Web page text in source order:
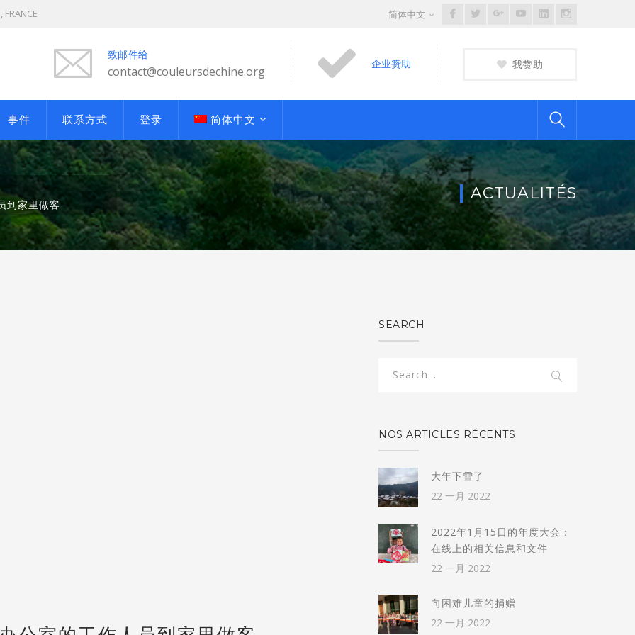
简体中文
Facebook
TwitterGoogleYoutubeLinkedInInstagram
我赞助
致邮件给
contact@couleursdechine.org
企业赞助
事件 联系方式 登录 简体中文
到家里做客
ACTUALITÉS
SEARCH
NOS ARTICLES RÉCENTS
大年下雪了
22 一月 2022
2022年1月15日的年度大会：
在线上的相关信息和文件
22 一月 2022
向困难儿童的捐赠
22 一月 2022